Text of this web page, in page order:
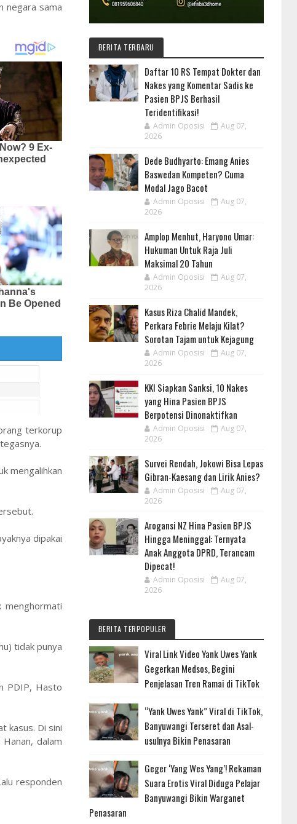
negara sama
terkorup
mengalihkan
dipakai
menghormati
tidak punya
PDIP, Hasto
kasus. Di sini
dalam
responden
BERITA TERBARU
Daftar 10 RS Tempat Dokter dan
Nakes yang Komentar Sadis ke
Pasien BPJS Berhasil
Teridentifikasi!
Admin Oposisi
Aug 07,
2026
Dede Budhyarto: Emang Anies
Baswedan Kompeten? Cuma
Modal Jago Bacot
Admin Oposisi
Aug 07,
2026
Amplop Menhut, Haryono Umar:
Hukuman Untuk Raja Juli
Maksimal 20 Tahun
Admin Oposisi
Aug 07,
2026
Kasus Riza Chalid Mandek,
Perkara Febrie Melaju Kilat?
Sorotan Tajam untuk Kejagung
Admin Oposisi
Aug 07,
2026
KKI Siapkan Sanksi, 10 Nakes
yang Hina Pasien BPJS
Berpotensi Dinonaktifkan
Admin Oposisi
Aug 07,
2026
Survei Rendah, Jokowi Bisa Lepas
Gibran-Kaesang dan Lirik Anies?
Admin Oposisi
Aug 07,
2026
Arogansi NZ Hina Pasien BPJS
Hingga Meninggal: Ternyata
Anak Anggota DPRD, Terancam
Dipecat!
Admin Oposisi
Aug 07,
2026
BERITA TERPOPULER
Viral Link Video Yank Uwes Yank
Gegerkan Medsos, Begini
Penjelasan Tren Ramai di TikTok
“Yank Uwes Yank” Viral di TikTok,
Banyuwangi Terseret dan Asal-
usulnya Bikin Penasaran
Geger ‘Yang Wes Yang’! Rekaman
Suara Erotis Viral Diduga Pelajar
Banyuwangi Bikin Warganet
Penasaran